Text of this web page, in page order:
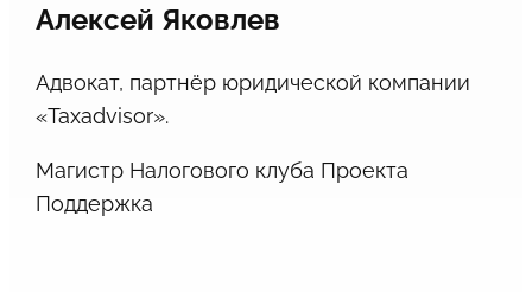
Алексей Яковлев
Адвокат, партнёр юридической компании
«Taxadvisor».
Магистр Налогового клуба Проекта
Поддержка